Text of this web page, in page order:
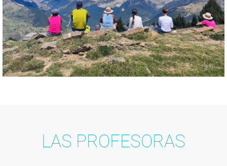
LAS PROFESORAS